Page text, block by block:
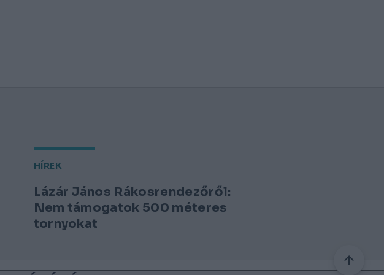
HÍREK
Lázár János Rákosrendezőről:
Nem támogatok 500 méteres
tornyokat